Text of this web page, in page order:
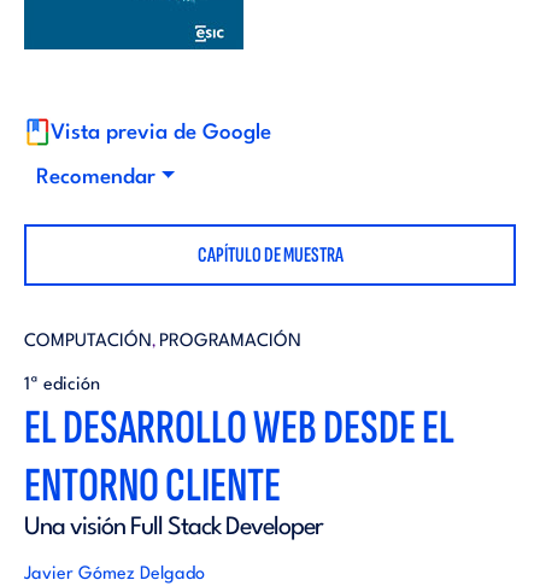
d
r
i
a
l
o
r
a
Vista previa de Google
Recomendar
CAPÍTULO DE MUESTRA
COMPUTACIÓN, PROGRAMACIÓN
1ª edición
EL DESARROLLO WEB DESDE EL
ENTORNO CLIENTE
Una visión Full Stack Developer
Javier Gómez Delgado